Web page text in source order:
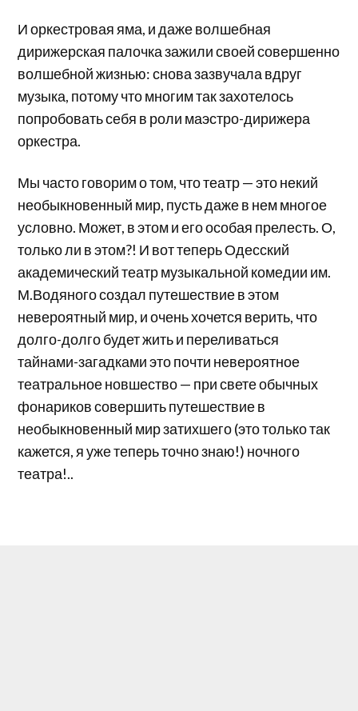
И оркестровая яма, и даже волшебная
дирижерская палочка зажили своей совершенно
волшебной жизнью: снова зазвучала вдруг
музыка, потому что многим так захотелось
попробовать себя в роли маэстро-дирижера
оркестра.
Мы часто говорим о том, что театр — это некий
необыкновенный мир, пусть даже в нем многое
условно. Может, в этом и его особая прелесть. О,
только ли в этом?! И вот теперь Одесский
академический театр музыкальной комедии им.
М.Водяного создал путешествие в этом
невероятный мир, и очень хочется верить, что
долго-долго будет жить и переливаться
тайнами-загадками это почти невероятное
театральное новшество — при свете обычных
фонариков совершить путешествие в
необыкновенный мир затихшего (это только так
кажется, я уже теперь точно знаю!) ночного
театра!..